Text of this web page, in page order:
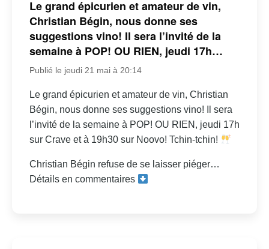
Le grand épicurien et amateur de vin,
Christian Bégin, nous donne ses
suggestions vino! Il sera l’invité de la
semaine à POP! OU RIEN, jeudi 17h…
Publié le jeudi 21 mai à 20:14
Le grand épicurien et amateur de vin, Christian
Bégin, nous donne ses suggestions vino! Il sera
l’invité de la semaine à POP! OU RIEN, jeudi 17h
sur Crave et à 19h30 sur Noovo! Tchin-tchin!
Christian Bégin refuse de se laisser piéger…
Détails en commentaires